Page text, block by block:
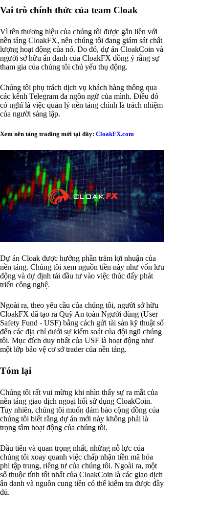
Vai trò chính thức của team Cloak
Vì tên thương hiệu của chúng tôi được gắn liền với
nền tảng CloakFX, nên chúng tôi đang giám sát chất
lượng hoạt động của nó. Do đó, dự án CloakCoin và
người sở hữu ẩn danh của CloakFX đồng ý rằng sự
tham gia của chúng tôi chủ yếu thụ động.
Chúng tôi phụ trách dịch vụ khách hàng thông qua
các kênh Telegram đa ngôn ngữ của mình. Điều đó
có nghĩ là việc quản lý nền tảng chính là trách nhiệm
của người sáng lập.
Xem nền tảng trading mới tại đây: CloakFX.com
Dự án Cloak được hưởng phần trăm lợi nhuận của
nền tảng. Chúng tôi xem nguồn tiền này như vốn lưu
động và dự định tái đầu tư vào việc thúc đẩy phát
triển công nghệ.
Ngoài ra, theo yêu cầu của chúng tôi, người sở hữu
CloakFX đã tạo ra Quỹ An toàn Người dùng (User
Safety Fund - USF) bằng cách gửi tài sản kỹ thuật số
đến các địa chỉ dưới sự kiểm soát của đội ngũ chúng
tôi. Mục đích duy nhất của USF là hoạt động như
một lớp bảo vệ cơ sở trader của nền tảng.
Tóm lại
Chúng tôi rất vui mừng khi nhìn thấy sự ra mắt của
nền tảng giao dịch ngoại hối sử dụng CloakCoin.
Tuy nhiên, chúng tôi muốn đảm bảo cộng đồng của
chúng tôi biết rằng dự án mới này không phải là
trọng tâm hoạt động của chúng tôi.
Đầu tiên và quan trọng nhất, những nỗ lực của
chúng tôi xoay quanh việc chấp nhận tiền mã hóa
phi tập trung, riêng tư của chúng tôi. Ngoài ra, một
số thuộc tính tốt nhất của CloakCoin là các giao dịch
ẩn danh và nguồn cung tiền có thể kiểm tra được đầy
đủ.